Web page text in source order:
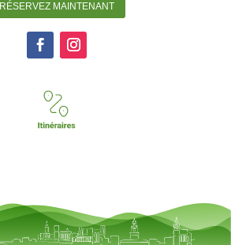
RÉSERVEZ MAINTENANT